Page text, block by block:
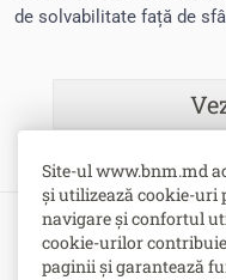
Site-ul www.bnm.md
și utilizează cookie-uri
navigare și confortul
cookie-urilor
paginii și garantează
de solvabilitate față de
Bulevardul